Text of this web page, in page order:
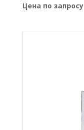
Цена по запросу